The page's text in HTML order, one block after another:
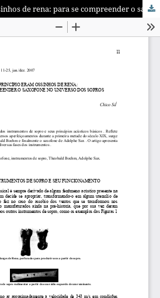
No princí­pio eram ossinhos de rena: para se compreender o saxofone no universo dos sopros